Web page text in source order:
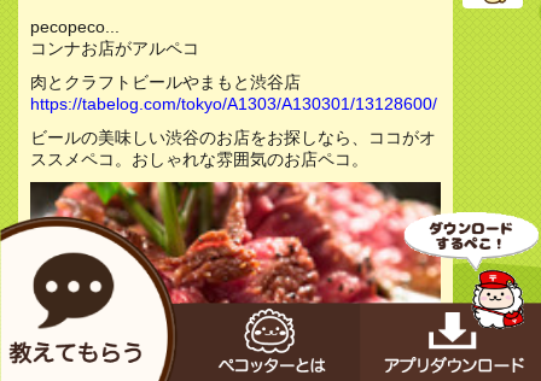
pecopeco...
コンナお店がアルペコ
肉とクラフトビールやまもと渋谷店
https://tabelog.com/tokyo/A1303/A130301/13128600/
ビールの美味しい渋谷のお店をお探しなら、ココがオ
ススメペコ。おしゃれな雰囲気のお店ペコ。